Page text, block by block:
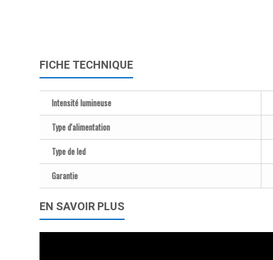
FICHE TECHNIQUE
Intensité lumineuse
Type d'alimentation
Type de led
Garantie
EN SAVOIR PLUS